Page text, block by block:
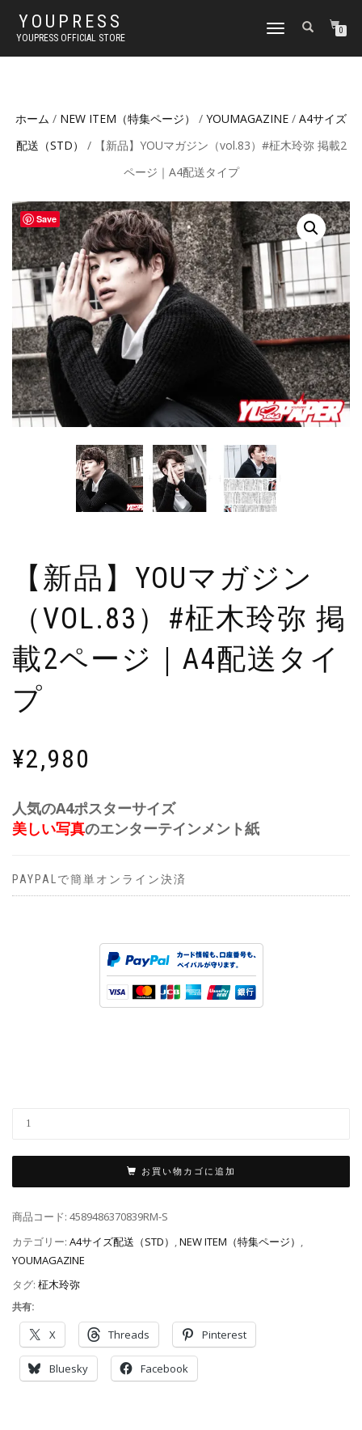
YOUPRESS
YOUPRESS OFFICIAL STORE
ナ
ゲ
ン
り
0
ホーム / NEW ITEM（特集ページ） / YOUMAGAZINE / A4サイズ
配送（STD）
/ 【新品】YOUマガジン（vol.83）#柾木玲弥 掲載2
ページ｜A4配送タイプ
Save
【新品】YOUマガジン
（VOL.83）#柾木玲弥 掲
載2ページ｜A4配送タイ
プ
¥2,980
人気のA4ポスターサイズ
美しい写真のエンターテインメント紙
PAYPALで簡単オンライン決済
お買い物カゴに追加
商品コード: 4589486370839RM-S
カテゴリー: A4サイズ配送（STD） NEW ITEM（特集ページ）
YOUMAGAZINE
タグ: 柾木玲弥
共有:
X Threads Pinterest
Bluesky Facebook